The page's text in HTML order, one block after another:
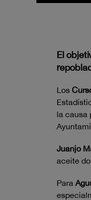
El
Los
la causa
Juanjo
aceite
Para